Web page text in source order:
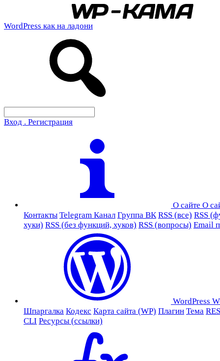
WordPress как на ладони
Вход . Регистрация
О сайте О
Контакты Telegram Канал Группа ВК RSS (все) RSS
хуки) RSS (без функций, хуков) RSS (вопросы) Email
WordPress
Шпаргалка Кодекс Карта сайта (WP) Плагин Тема
CLI Ресурсы (ссылки)